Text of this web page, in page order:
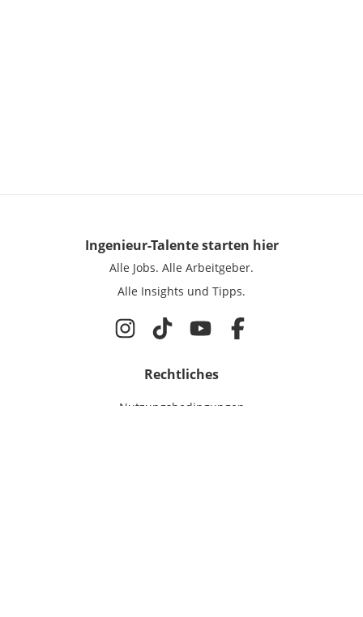
Ingenieur-Talentestarten hier
Alle Jobs. Alle Arbeitgeber.
Alle Insights und Tipps.
Rechtliches
Nutzungsbedingungen